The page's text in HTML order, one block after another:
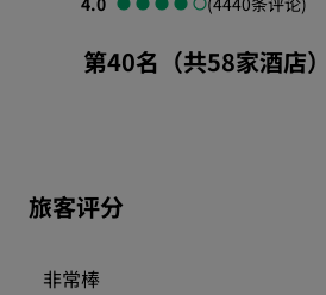
第40名（共58家酒店
旅客评分
非常棒